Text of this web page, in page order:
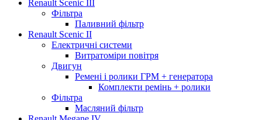
Renault Scenic III
Фільтра
Паливний фільтр
Renault Scenic II
Електричні системи
Витратоміри повітря
Двигун
Ремені і ролики ГРМ + генератора
Комплекти ремінь + ролики
Фільтра
Масляний фільтр